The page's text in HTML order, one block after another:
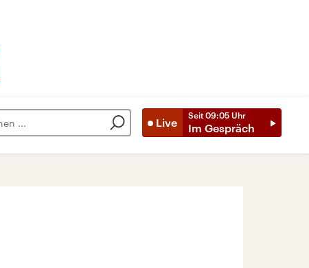
Live
Seit 09:05 Uhr
Im Gespräch